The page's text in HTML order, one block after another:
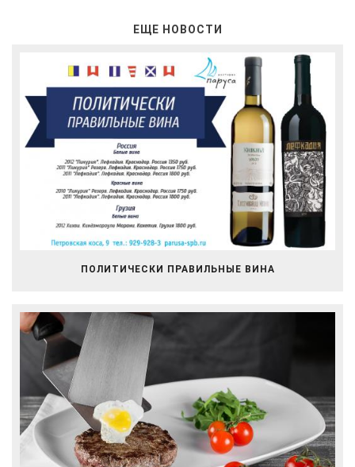
ЕЩЕ НОВОСТИ
ПОЛИТИЧЕСКИ ПРАВИЛЬНЫЕ ВИНА